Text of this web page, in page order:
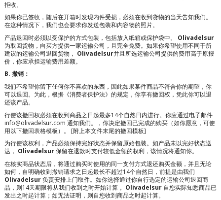
拒收。
如果你已签收，随后在开箱时发现内件受损，必须在收到货物的当天告知我们。
在这种情况下，我们也会要求你发送包装和内容物的照片。
产品退回时必须以受保护的方式包装，包括放入纸箱或保护袋中。
Olivadelsur
为取回货物，向买方提供一家运输公司，且完全免费。如果你希望使用不同于所
建议的运输公司退回货物， Olivadelsur并且所选运输公司提供的费用高于原报
价，你应承担运输费用差额。
B. 撤销：
我们不希望你留下任何你不喜欢的东西，因此如果某件商品不符合你的期望，你
可以退回。为此，根据《消费者保护法》的规定，你享有撤回权，凭此你可以退
还该产品。
行使该撤回权必须在收到商品之日起最多14个自然日内进行。你应通过电子邮件
info@olivadelsur.com 通知我们。
，你决定撤回已完成的购买（如你愿意，可使
用以下撤回表格模板）。 [附上本文件末尾的撤回模板]
为行使该权利，产品必须保持完好状态并保留原始包装。如产品未以完好状态送
达， Olivadelsur保留在退款时支付较低金额的权利，该情况将通知你。
在核实商品状态后，将通过购买时使用的同一支付方式退还购买金额，并且无论
如何，自明确收到撤销请求之日起最长不超过14个自然日，前提是由我们
Olivadelsur负责安排上门取件。如你选择通过你自行选定的运输公司退回商
品，则14天期限将从我们收到之时开始计算， Olivadelsur 自您实际知悉商品已
发出之时起计算；如无法证明，则自您收到商品之时起计算。